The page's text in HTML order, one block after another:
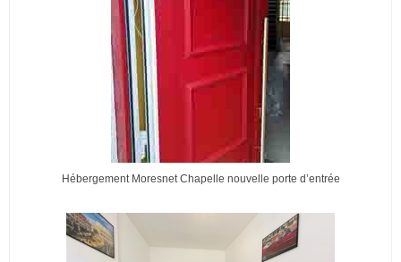
Hébergement Moresnet Chapelle nouvelle porte d’entrée